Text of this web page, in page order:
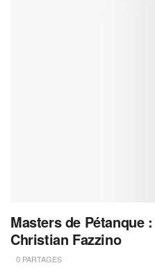
Masters de Pétanque
Christian Fazzino
0 PARTAGES